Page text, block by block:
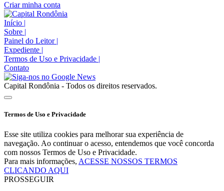
Criar minha conta
Início |
Sobre |
Painel do Leitor |
Expediente |
Termos de Uso e Privacidade |
Contato
Capital Rondônia - Todos os direitos reservados.
Termos de Uso e Privacidade
Esse site utiliza cookies para melhorar sua experiência de
navegação. Ao continuar o acesso, entendemos que você concorda
com nossos Termos de Uso e Privacidade.
Para mais informações, ACESSE NOSSOS TERMOS
CLICANDO AQUI
PROSSEGUIR